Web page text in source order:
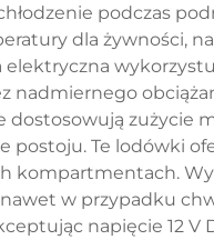
podczas
dla żywności,
nadmiernego
dostosowują zużycie
postoju. Te lodówki
kompartmentach.
w przypadku
napięcie 12